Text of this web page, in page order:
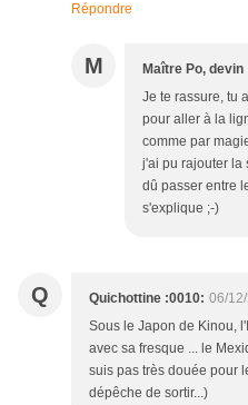
Répondre
M Maître Po, devin
Je te rassure, tu
pour aller à la
comme par
j'ai pu rajouter la
dû passer entre
s'explique ;-)
Q Quichottine :0010: 06/
Sous le Japon de Kinou,
avec sa fresque ... le
suis pas très douée pour
dépêche de sortir...)